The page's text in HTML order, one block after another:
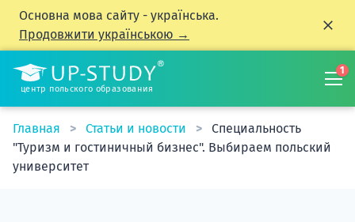
Основна мова сайту - українська.
Продовжити українською →
центр польского образования
1
Главная Статьи и новости
Специальность
"Туризм и гостиничный бизнес". Выбираем польский
университет